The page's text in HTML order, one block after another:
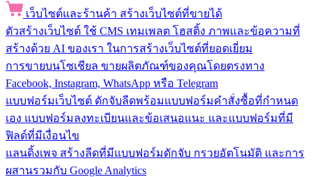
เว็บไซต์และร้านค้า สร้างเว็บไซต์ที่ขายได้
ตัวสร้างเว็บไซต์ ใช้ CMS เทมเพลต โฮสติ้ง ภาพและข้อความที่
สร้างด้วย AI ของเรา ในการสร้างเว็บไซต์ที่ยอดเยี่ยม
การขายบนโซเชียล ขายผลิตภัณฑ์ของคุณโดยตรงทาง
Facebook, Instagram, WhatsApp หรือ Telegram
แบบฟอร์มเว็บไซต์ ดักจับลีดพร้อมแบบฟอร์มคำสั่งซื้อที่กำหนด
เอง แบบฟอร์มลงทะเบียนและข้อเสนอแนะ และแบบฟอร์มที่มี
ฟิลด์ที่มีเงื่อนไข
แลนดิ้งเพจ สร้างลีดที่มีแบบฟอร์มดักจับ กรวยอัตโนมัติ และการ
ผสานรวมกับ Google Analytics